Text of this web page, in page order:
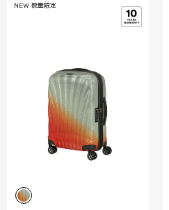
NEW 数量限定